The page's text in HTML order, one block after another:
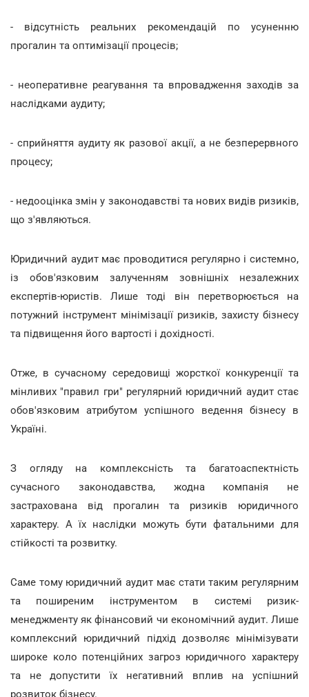
- відсутність реальних рекомендацій по усуненню
прогалин та оптимізації процесів;
- неоперативне реагування та впровадження заходів за
наслідками аудиту;
- сприйняття аудиту як разової акції, а не безперервного
процесу;
- недооцінка змін у законодавстві та нових видів ризиків,
що з'являються.
Юридичний аудит має проводитися регулярно і системно,
із обов'язковим залученням зовнішніх незалежних
експертів-юристів. Лише тоді він перетворюється на
потужний інструмент мінімізації ризиків, захисту бізнесу
та підвищення його вартості і дохідності.
Отже, в сучасному середовищі жорсткої конкуренції та
мінливих "правил гри" регулярний юридичний аудит стає
обов'язковим атрибутом успішного ведення бізнесу в
Україні.
З огляду на комплексність та багатоаспектність
сучасного законодавства, жодна компанія не
застрахована від прогалин та ризиків юридичного
характеру. А їх наслідки можуть бути фатальними для
стійкості та розвитку.
Саме тому юридичний аудит має стати таким регулярним
та поширеним інструментом в системі ризик-
менеджменту як фінансовий чи економічний аудит. Лише
комплексний юридичний підхід дозволяє мінімізувати
широке коло потенційних загроз юридичного характеру
та не допустити їх негативний вплив на успішний
розвиток бізнесу.